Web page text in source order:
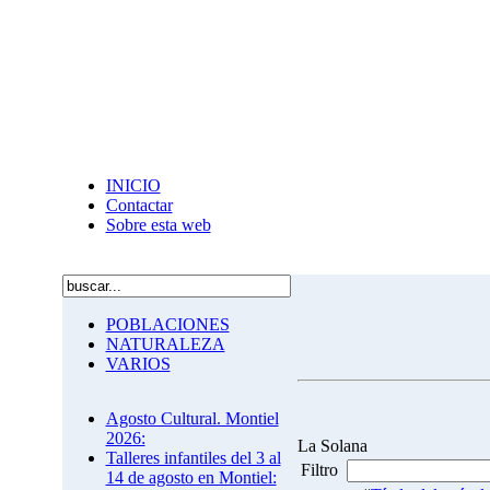
INICIO
Contactar
Sobre esta web
POBLACIONES
NATURALEZA
VARIOS
Agosto Cultural. Montiel
2026:
Talleres infantiles del 3 al
14 de agosto en Montiel:
La Solana
Filtro